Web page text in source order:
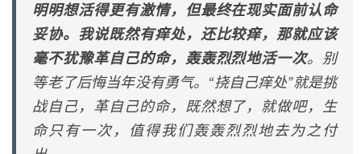
明明想活得更有激情，但最终在现实面前认命
妥协。我说既然有痒处，还比较痒，那就应该
毫不犹豫革自己的命，轰轰烈烈地活一次。别
等老了后悔当年没有勇气。“挠自己痒处”就是挑
战自己，革自己的命，既然想了，就做吧，生
命只有一次，值得我们轰轰烈烈地去为之付